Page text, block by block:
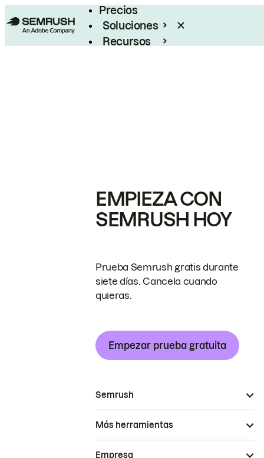
Precios
Soluciones
Recursos
EMPIEZA CON
SEMRUSH HOY
Prueba Semrush gratis durante
siete días. Cancela cuando
quieras.
Empezar prueba gratuita
Semrush
Más herramientas
Empresa